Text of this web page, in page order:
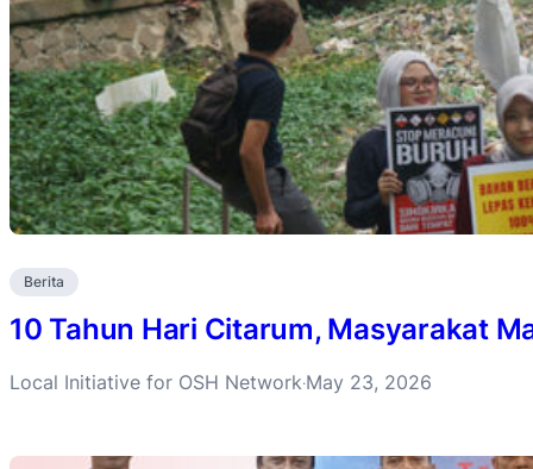
Berita
10 Tahun Hari Citarum, Masyarakat
Local Initiative for OSH Network·May 23, 2026